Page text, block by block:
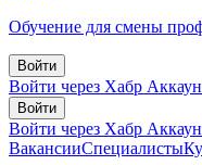
Обучение для смены
Войти
Войти через Хабр
Войти
Войти через Хабр
ВакансииСпециалисты